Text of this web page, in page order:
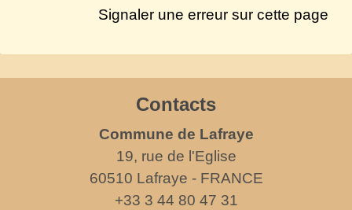
Signaler une erreur sur cette page
Contacts
Commune de Lafraye
19, rue de l'Eglise
60510 Lafraye - FRANCE
+33 3 44 80 47 31